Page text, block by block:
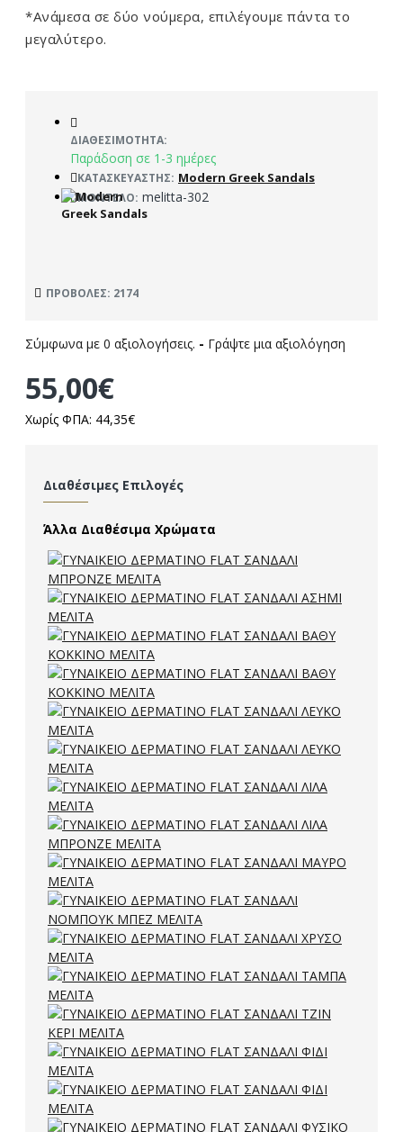
*Ανάμεσα σε δύο νούμερα, επιλέγουμε πάντα το
μεγαλύτερο.
ΔΙΑΘΕΣΙΜΌΤΗΤΑ:
Παράδοση σε 1-3 ημέρες
ΚΑΤΑΣΚΕΥΑΣΤΉΣ: Modern Greek Sandals
ΜΟΝΤΈΛΟ: melitta-302
ΠΡΟΒΟΛΈΣ: 2174
Σύμφωνα με 0 αξιολογήσεις. - Γράψτε μια αξιολόγηση
55,00€
Χωρίς ΦΠΑ: 44,35€
Διαθέσιμες Επιλογές
Άλλα Διαθέσιμα Χρώματα